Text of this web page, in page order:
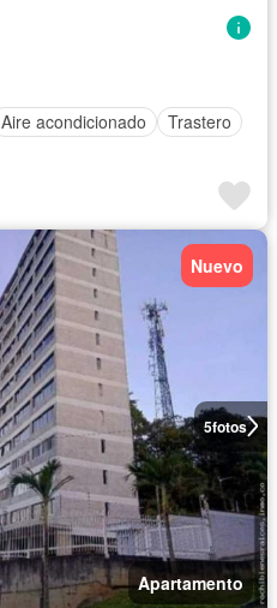
Aire acondicionado
Trastero
5fotos
Nuevo
Apartamento